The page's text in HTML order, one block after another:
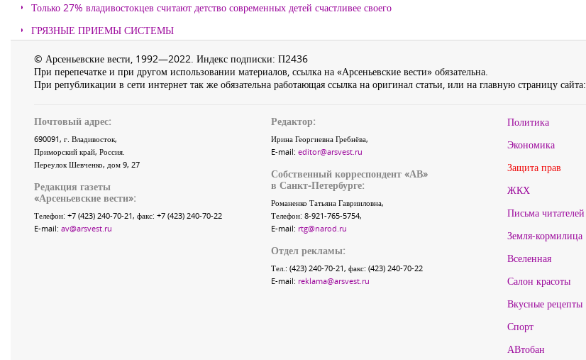
Только 27% владивостокцев считают детство современных детей счастливее своего
ГРЯЗНЫЕ ПРИЕМЫ СИСТЕМЫ
© Арсеньевские вести, 1992—2022. Индекс подписки: П2436
При перепечатке и при другом использовании материалов, ссылка на «Арсеньевские вести» обязательна.
При републикации в сети интернет так же обязательна работающая ссылка на оригинал статьи, или на главную страницу сайта:
Почтовый адрес:
690091, г. Владивосток,
Приморский край, Россия.
Переулок Шевченко, дом 9, 27
Редакция газеты
«Арсеньевские вести»:
Телефон: +7 (423) 240-70-21, факс: +7 (423) 240-70-22
E-mail: av@arsvest.ru
Редактор:
Ирина Георгиевна Гребнёва,
E-mail: editor@arsvest.ru
Собственный корреспондент «АВ»
в Санкт-Петербурге:
Романенко Татьяна Гаврииловна,
Телефон: 8-921-765-5754,
E-mail: rtg@narod.ru
Отдел рекламы:
Тел.: (423) 240-70-21, факс: (423) 240-70-22
E-mail: reklama@arsvest.ru
Политика
Экономика
Защита прав
ЖКХ
Письма читателей
Земля-кормилица
Вселенная
Салон красоты
Вкусные рецепты
Спорт
АВтобан